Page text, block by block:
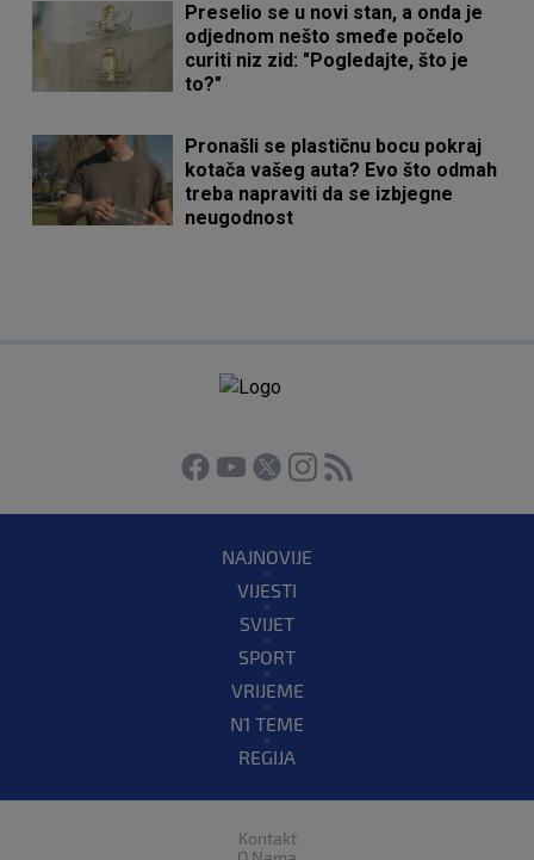
Preselio se u novi stan, a onda je
odjednom nešto smeđe počelo
curiti niz zid: "Pogledajte, što je
to?"
Pronašli se plastičnu bocu pokraj
kotača vašeg auta? Evo što odmah
treba napraviti da se izbjegne
neugodnost
NAJNOVIJE
VIJESTI
SVIJET
SPORT
VRIJEME
N1 TEME
REGIJA
Kontakt